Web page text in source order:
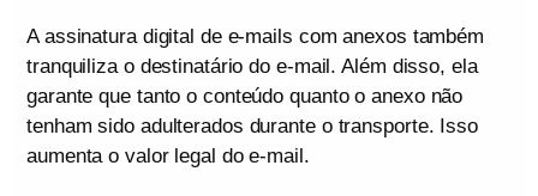
A assinatura digital de e-mails com anexos também
tranquiliza o destinatário do e-mail. Além disso, ela
garante que tanto o conteúdo quanto o anexo não
tenham sido adulterados durante o transporte. Isso
aumenta o valor legal do e-mail.